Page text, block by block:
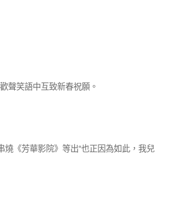
聲笑語中互致新春祝願。
燒《芳華影院》等出“也正因為如此，我兒